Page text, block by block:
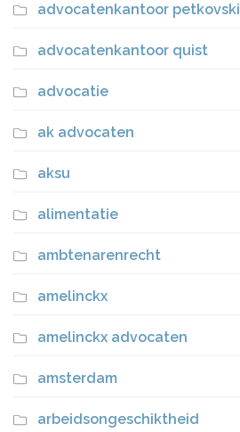
advocatenkantoor petkovski
advocatenkantoor quist
advocatie
ak advocaten
aksu
alimentatie
ambtenarenrecht
amelinckx
amelinckx advocaten
amsterdam
arbeidsongeschiktheid